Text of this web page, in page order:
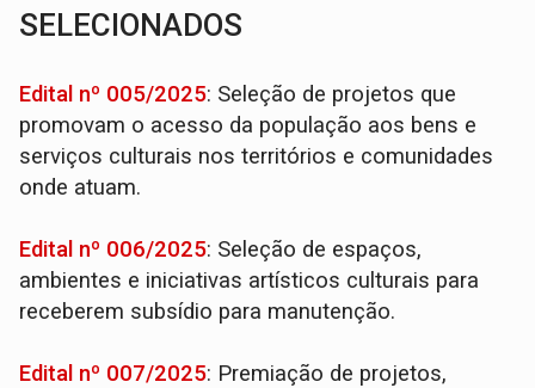
SELECIONADOS
Edital nº 005/2025: Seleção de projetos que
promovam o acesso da população aos bens e
serviços culturais nos territórios e comunidades
onde atuam.
Edital nº 006/2025: Seleção de espaços,
ambientes e iniciativas artísticos culturais para
receberem subsídio para manutenção.
Edital nº 007/2025: Premiação de projetos,